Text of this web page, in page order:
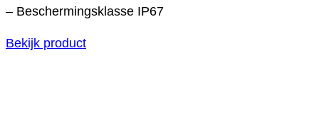
– Beschermingsklasse IP67
Bekijk product